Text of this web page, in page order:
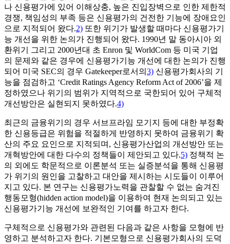
나 신용평가에 있어 이해상충, 높은 진입장벽으로 인한 제한적
경쟁, 책임성의 부족 등은 신용평가의 건전한 기능에 장애요인
으로 지적되어 왔다.2) 또한 위기가 발생할 때마다 신용평가기
능 개선을 위한 논의가 진행되어 왔다. 1990년 말 동아시아 외
환위기 그리고 2000년대 초 Enron 및 WorldCom 등 미국 기업
의 문제와 같은 경우에 신용평가기능 개선에 대한 논의가 진행
되어 미국 SEC의 경우 Gatekeeper로서의 3) 신용평가회사의 기
능을 점검하고 ‘Credit Ratings Agency Reform Act of 2006’을 제
정하였으나 위기의 범위가 지역적으로 국한되어 있어 구체적
개선방안은 실현되지 못하였다.4)
최근의 금융위기의 경우 서브프라임 모기지 등에 대한 부정확
한 신용등급은 위험을 적절하게 반영하지 못하여 금융위기 확
산의 주요 요인으로 지적되며, 신용평가산업의 개선방안 또는
개혁방안에 대한 다수의 정책들이 제안되고 있다.5) 정책적 논
의 외에도 학문적으로 이론분석 또는 실증분석을 통해 신용평
가 위기의 원인을 고찰하고 대안을 제시하는 시도들이 이루어
지고 있다. 본 연구는 신용평가노력을 관찰할 수 없는 숨겨진
행동모형(hidden action model)을 이용하여 현재 논의되고 있는
신용평가기능 개선에 보완적인 기여를 하고자 한다.
구체적으로 신용평가와 관련된 다음과 같은 사항을 모형에 반
영하고 분석하고자 한다. 기본모형으로 신용평가회사의 도덕